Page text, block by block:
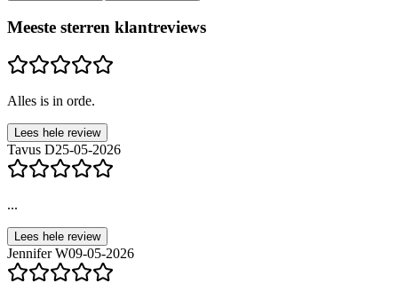
Meeste sterren klantreviews
Alles is in orde.
Lees hele review
Tavus D25-05-2026
...
Lees hele review
Jennifer W09-05-2026